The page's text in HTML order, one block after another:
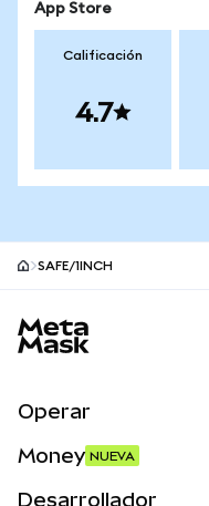
App Store
Calificación
4.7
SAFE/1INCH
Operar
Money NUEVA
Desarrollador